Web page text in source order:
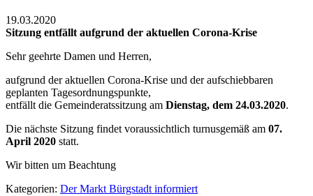
19.03.2020
Sitzung entfällt aufgrund der aktuellen Corona-Krise
Sehr geehrte Damen und Herren,
aufgrund der aktuellen Corona-Krise und der aufschiebbaren
geplanten Tagesordnungspunkte,
entfällt die Gemeinderatssitzung am Dienstag, dem 24.03.2020.
Die nächste Sitzung findet voraussichtlich turnusgemäß am 07.
April 2020 statt.
Wir bitten um Beachtung
Kategorien: Der Markt Bürgstadt informiert